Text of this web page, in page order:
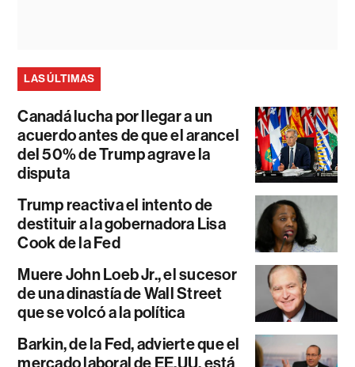
LAS ÚLTIMAS
Canadá lucha por llegar a un
acuerdo antes de que el arancel
del 50% de Trump agrave la
disputa
Trump reactiva el intento de
destituir a la gobernadora Lisa
Cook de la Fed
Muere John Loeb Jr., el sucesor
de una dinastía de Wall Street
que se volcó a la política
Barkin, de la Fed, advierte que el
mercado laboral de EE.UU. está